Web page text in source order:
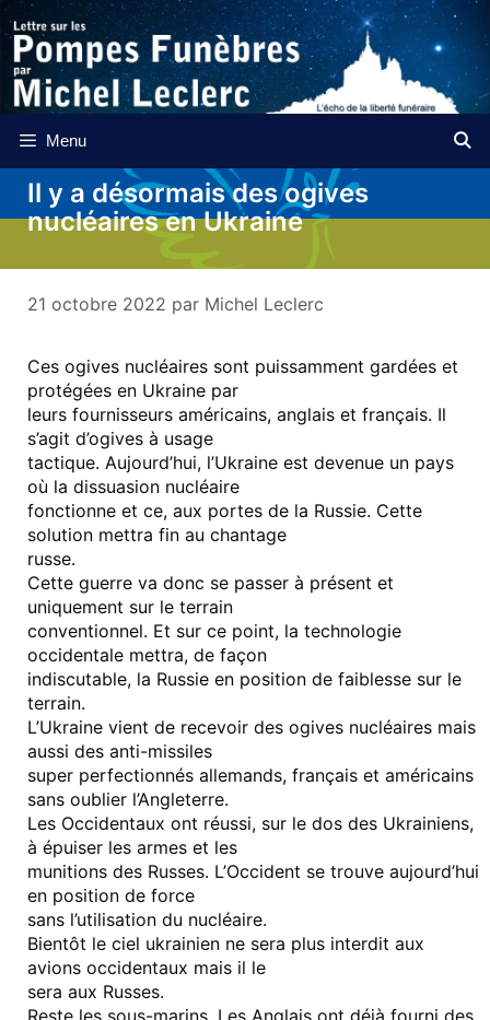
Aller
au
contenu
Menu
Il y a désormais des ogives
nucléaires en Ukraine
21 octobre 2022 par Michel Leclerc
Ces ogives nucléaires sont puissamment gardées et
protégées en Ukraine par
leurs fournisseurs américains, anglais et français. Il
s’agit d’ogives à usage
tactique. Aujourd’hui, l’Ukraine est devenue un pays
où la dissuasion nucléaire
fonctionne et ce, aux portes de la Russie. Cette
solution mettra fin au chantage
russe.
Cette guerre va donc se passer à présent et
uniquement sur le terrain
conventionnel. Et sur ce point, la technologie
occidentale mettra, de façon
indiscutable, la Russie en position de faiblesse sur le
terrain.
L’Ukraine vient de recevoir des ogives nucléaires mais
aussi des anti-missiles
super perfectionnés allemands, français et américains
sans oublier l’Angleterre.
Les Occidentaux ont réussi, sur le dos des Ukrainiens,
à épuiser les armes et les
munitions des Russes. L’Occident se trouve aujourd’hui
en position de force
sans l’utilisation du nucléaire.
Bientôt le ciel ukrainien ne sera plus interdit aux
avions occidentaux mais il le
sera aux Russes.
Reste les sous-marins. Les Anglais ont déjà fourni des